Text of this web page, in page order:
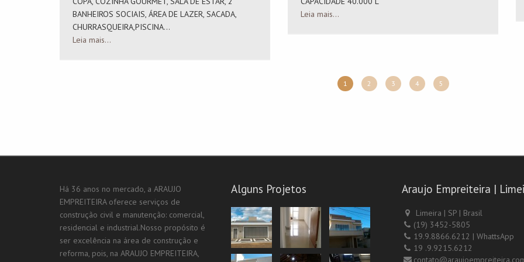
BANHEIROS SOCIAIS, ÁREA DE LAZER, SACADA,
CHURRASQUEIRA,PISCINA...
Leia mais...
Leia mais...
1 2 3 4 5
Há 36 anos no mercado, a ARAUJO
EMPREITEIRA oferece serviços de
construção civil e manutenção: comercial,
residencial e industrial.Nosso propósito é
ser excelência na área de construção e
reforma, pois, na ARAUJO EMPREITEIRA,
Alguns Projetos Araujo Empreiteira |
Limeira | SP | Brasil
(19) 3452-5805
19.9.8866.6212 | WhattsApp
19 .9.9215.6212